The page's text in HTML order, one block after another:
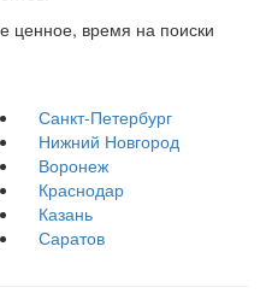
ценное, время на поиски
Санкт-Петербург
Нижний Новгород
Воронеж
Краснодар
Казань
Саратов